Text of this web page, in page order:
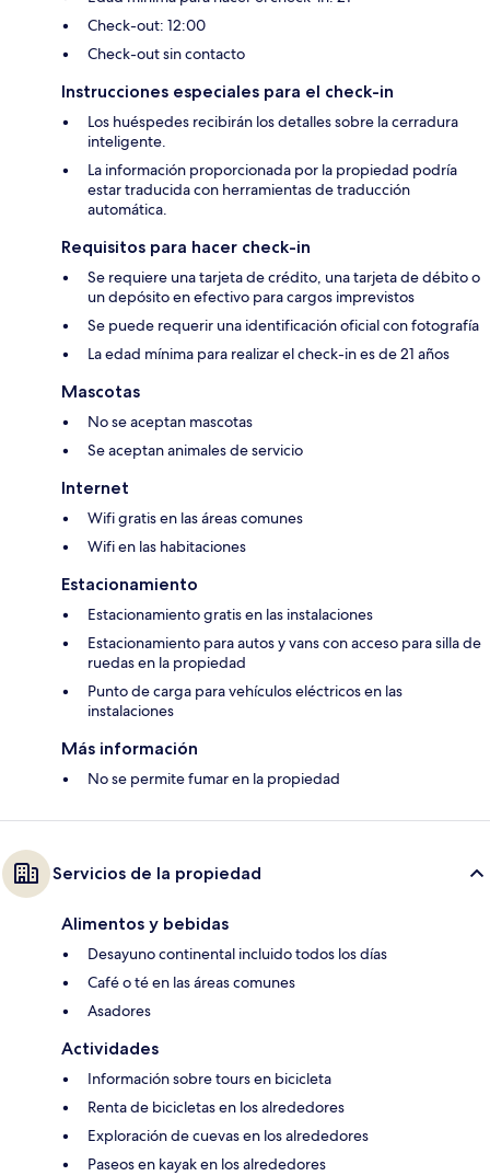
Check-out: 12:00
Check-out sin contacto
Instrucciones especiales para el check-in
Los huéspedes recibirán los detalles sobre la cerradura
inteligente.
La información proporcionada por la propiedad podría
estar traducida con herramientas de traducción
automática.
Requisitos para hacer check-in
Se requiere una tarjeta de crédito, una tarjeta de débito o
un depósito en efectivo para cargos imprevistos
Se puede requerir una identificación oficial con fotografía
La edad mínima para realizar el check-in es de 21 años
Mascotas
No se aceptan mascotas
Se aceptan animales de servicio
Internet
Wifi gratis en las áreas comunes
Wifi en las habitaciones
Estacionamiento
Estacionamiento gratis en las instalaciones
Estacionamiento para autos y vans con acceso para silla de
ruedas en la propiedad
Punto de carga para vehículos eléctricos en las
instalaciones
Más información
No se permite fumar en la propiedad
Servicios de la propiedad
Alimentos y bebidas
Desayuno continental incluido todos los días
Café o té en las áreas comunes
Asadores
Actividades
Información sobre tours en bicicleta
Renta de bicicletas en los alrededores
Exploración de cuevas en los alrededores
Paseos en kayak en los alrededores